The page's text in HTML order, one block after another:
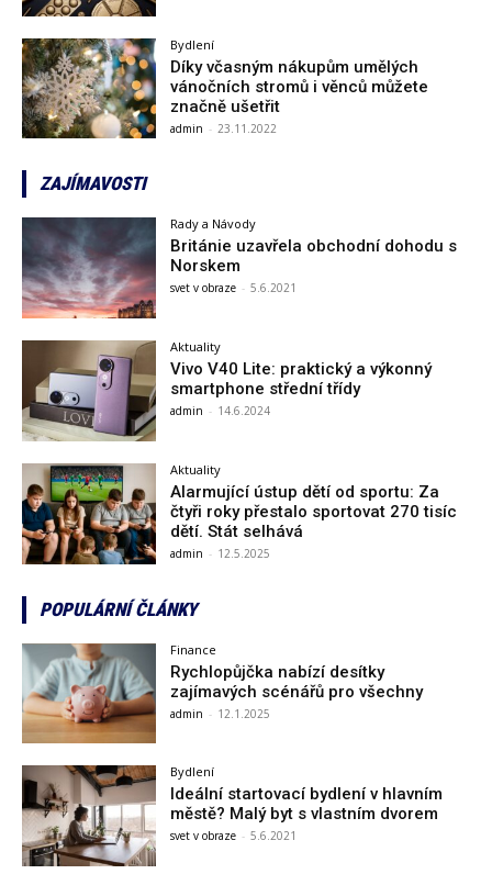
Bydlení
Díky včasným nákupům umělých
vánočních stromů i věnců můžete
značně ušetřit
admin - 23.11.2022
ZAJÍMAVOSTI
Rady a Návody
Británie uzavřela obchodní dohodu s
Norskem
svet v obraze - 5.6.2021
Aktuality
Vivo V40 Lite: praktický a výkonný
smartphone střední třídy
admin - 14.6.2024
Aktuality
Alarmující ústup dětí od sportu: Za
čtyři roky přestalo sportovat 270 tisíc
dětí. Stát selhává
admin - 12.5.2025
POPULÁRNÍ ČLÁNKY
Finance
Rychlopůjčka nabízí desítky
zajímavých scénářů pro všechny
admin - 12.1.2025
Bydlení
Ideální startovací bydlení v hlavním
městě? Malý byt s vlastním dvorem
svet v obraze - 5.6.2021